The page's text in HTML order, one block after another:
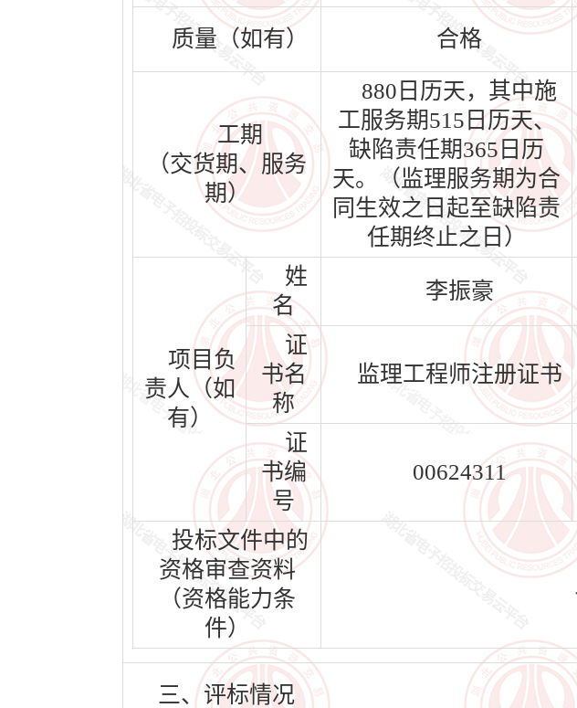
质量（如有） 合格
工期
（交货期、服务
期）
880日历天，其中施
工服务期515日历天、
缺陷责任期365日历
天。（监理服务期为合
同生效之日起至缺陷责
任期终止之日）
项目负
责人（如
有）
姓
名
李振豪
证
书名
称
监理工程师注册证书
证
书编
号
00624311
投标文件中的
资格审查资料
（资格能力条
件）
三、评标情况